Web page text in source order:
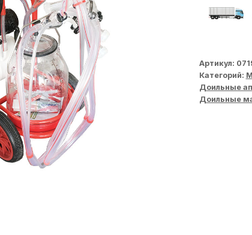
Артикул:
Категорий:
Доильные
Доильные